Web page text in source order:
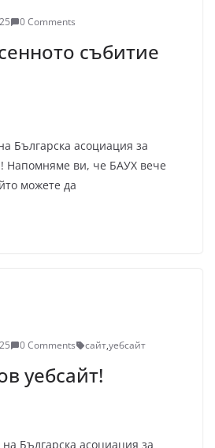
0 Comments
събитие
Българска асоциация за
Напомняме ви, че БАУХ вече
можете да
0 Comments сайт,уебсайт
уебсайт!
Българска асоциация за